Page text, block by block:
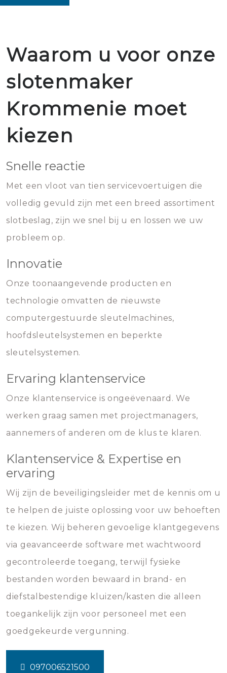
Waarom u voor onze
slotenmaker
Krommenie moet
kiezen
Snelle reactie
Met een vloot van tien servicevoertuigen die
volledig gevuld zijn met een breed assortiment
slotbeslag, zijn we snel bij u en lossen we uw
probleem op.
Innovatie
Onze toonaangevende producten en
technologie omvatten de nieuwste
computergestuurde sleutelmachines,
hoofdsleutelsystemen en beperkte
sleutelsystemen.
Ervaring klantenservice
Onze klantenservice is ongeëvenaard. We
werken graag samen met projectmanagers,
aannemers of anderen om de klus te klaren.
Klantenservice & Expertise en
ervaring
Wij zijn de beveiligingsleider met de kennis om u
te helpen de juiste oplossing voor uw behoeften
te kiezen. Wij beheren gevoelige klantgegevens
via geavanceerde software met wachtwoord
gecontroleerde toegang, terwijl fysieke
bestanden worden bewaard in brand- en
diefstalbestendige kluizen/kasten die alleen
toegankelijk zijn voor personeel met een
goedgekeurde vergunning.
097006521500